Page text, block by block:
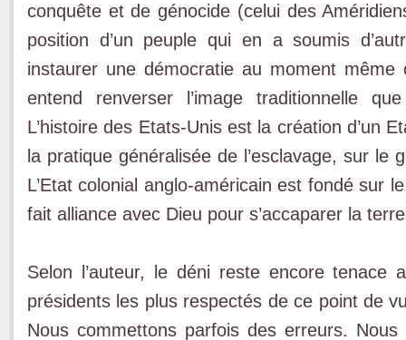
conquête et de génocide (celui des
position d’un peuple qui en a soumis
instaurer une démocratie au moment
entend renverser l’image traditionnelle
L’histoire des Etats-Unis est la création d’un
la pratique généralisée de l’esclavage, sur
L’Etat colonial anglo-américain est fondé sur
fait alliance avec Dieu pour s’accaparer la
Selon l’auteur, le déni reste encore tenace
présidents les plus respectés de ce point de
Nous commettons parfois des erreurs.